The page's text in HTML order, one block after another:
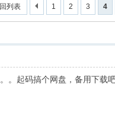
1 2 3 4
列表
。起码搞个网盘，备用下载